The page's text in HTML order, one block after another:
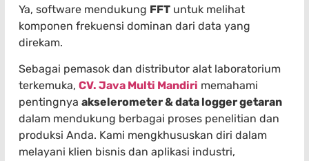
Ya, software mendukung FFT untuk melihat
komponen frekuensi dominan dari data yang
direkam.
Sebagai pemasok dan distributor alat laboratorium
terkemuka, CV. Java Multi Mandiri memahami
pentingnya akselerometer & data logger getaran
dalam mendukung berbagai proses penelitian dan
produksi Anda. Kami mengkhususkan diri dalam
melayani klien bisnis dan aplikasi industri,